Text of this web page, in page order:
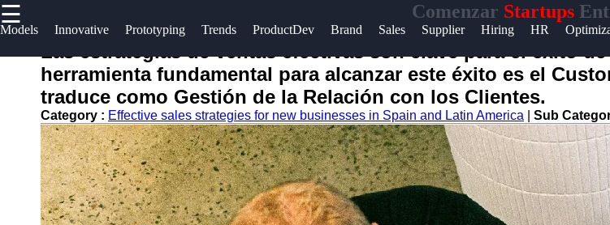
☰ Comenzar Startups
Innovative Prototyping Trends ProductDev Brand Sales Supplier Hiring HR
Useful
Home
comenzar
Socials
Facebook
Instagram
Twitter
Telegram
Help &
Contact
About
Us
Write
for Us
Las estrategias de ventas efectivas son clave para el éxito
herramienta fundamental para alcanzar este éxito es el
traduce como Gestión de la Relación con los Clientes.
Category : Effective sales strategies for new businesses in Spain and Latin America Sub